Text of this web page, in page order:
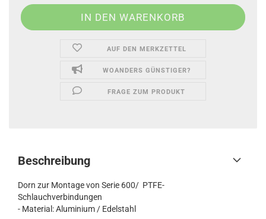
AUF DEN MERKZETTEL
WOANDERS GÜNSTIGER?
FRAGE ZUM PRODUKT
Beschreibung
Dorn zur Montage von Serie 600/ PTFE-
Schlauchverbindungen
- Material: Aluminium / Edelstahl